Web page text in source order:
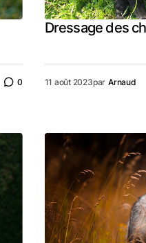
0
Dressage des
11 août 2023par Arnaud